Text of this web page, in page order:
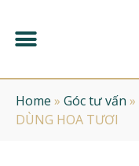
Home » Góc tư vấn »
DÙNG HOA TƯƠI